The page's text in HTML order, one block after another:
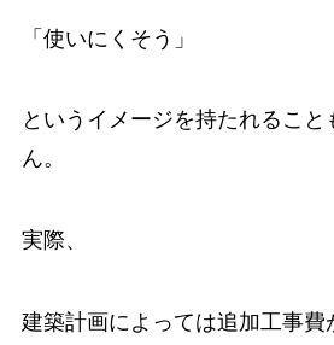
「使いにくそう」
というイメージを持たれるこ
ん。
実際、
建築計画によっては追加工事費